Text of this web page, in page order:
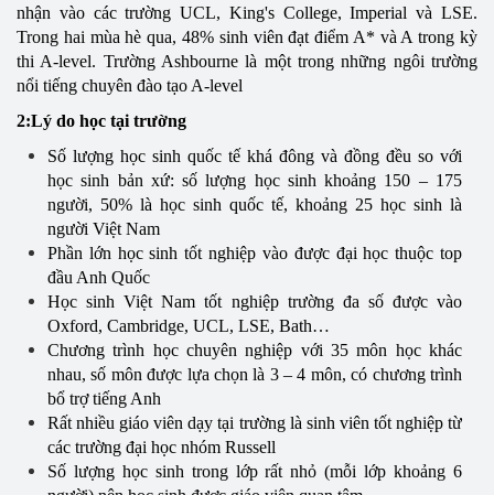
nhận vào các trường UCL, King's College, Imperial và LSE.
Trong hai mùa hè qua, 48% sinh viên đạt điểm A* và A trong kỳ
thi A-level. Trường Ashbourne là một trong những ngôi trường
nổi tiếng chuyên đào tạo A-level
2:Lý do học tại trường
Số lượng học sinh quốc tế khá đông và đồng đều so với
học sinh bản xứ: số lượng học sinh khoảng 150 – 175
người, 50% là học sinh quốc tế, khoảng 25 học sinh là
người Việt Nam
Phần lớn học sinh tốt nghiệp vào được đại học thuộc top
đầu Anh Quốc
Học sinh Việt Nam tốt nghiệp trường đa số được vào
Oxford, Cambridge, UCL, LSE, Bath…
Chương trình học chuyên nghiệp với 35 môn học khác
nhau, số môn được lựa chọn là 3 – 4 môn, có chương trình
bổ trợ tiếng Anh
Rất nhiều giáo viên dạy tại trường là sinh viên tốt nghiệp từ
các trường đại học nhóm Russell
Số lượng học sinh trong lớp rất nhỏ (mỗi lớp khoảng 6